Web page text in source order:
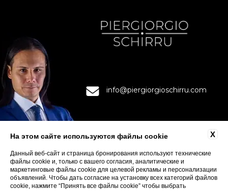
info@piergiorgioschirru.com
KONTAKTY
COOKIE
X
На этом сайте используются файлы cookie
Данный веб-сайт и страница бронирования используют технические
файлы cookie и, только с вашего согласия, аналитические и
маркетинговые файлы cookie для целевой рекламы и персонализации
объявлений. Чтобы дать согласие на установку всех категорий файлов
cookie, нажмите “Принять все файлы cookie” чтобы выбрать